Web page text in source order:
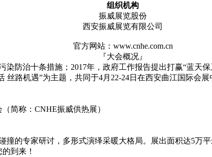
组织机构
振威展览股份
西安振威展览有限公司
官方网站：www.cnhe.com.cn
『大会概况』
防治十条措施；2017年，政府工作报告提出打赢“蓝天
丝路机遇”为主题，共同于4月22-24日在西安曲江国际会
简称：CNHE振威供热展）
的专家研讨，多形式演绎采暖大格局。展出面积达5万
到来！